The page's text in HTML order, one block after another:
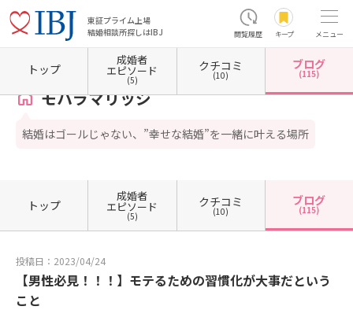
東証プライム上場
結婚相談所探しはIBJ
閲覧履歴 キープ メニュー
ホーム 福井県の結婚相談所 福井県福井市 モハラマリッジ カウンセラーブログ一覧
モハラマリッジ
結婚はゴールじゃない、”幸せな結婚”を一緒に叶える場所
トップ
成婚者
エピソード
(5)
クチコミ
(10)
ブログ
(115)
トップ
成婚者
エピソード
(5)
クチコミ
(10)
ブログ
(115)
投稿日：2023/04/24
【男性必見！！！】モテるための習慣化が大事だという
こと